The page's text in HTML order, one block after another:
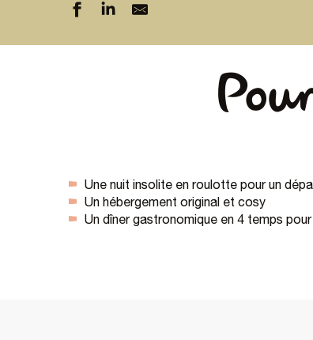
Une nuit insolite en roulotte pour un
Un hébergement original et cosy
Un dîner gastronomique en 4 temps